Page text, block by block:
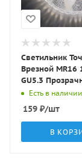
Светильник
Врезной MR16
GU5.3
D95х10мм IP20
11 LBT
Есть в
159 ₽/шт
В